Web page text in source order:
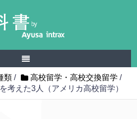
類 / 高校留学・高校交換留学 /
考えた3人（アメリカ高校留学）